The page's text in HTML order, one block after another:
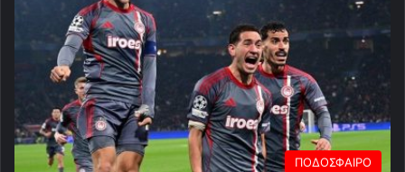
ΠΟΔΟΣΦΑΙΡΟ